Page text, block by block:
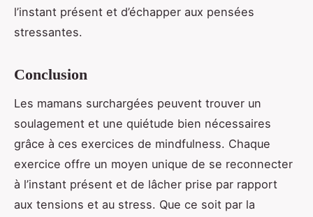
l’instant présent et d’échapper aux pensées
stressantes.
Conclusion
Les mamans surchargées peuvent trouver un
soulagement et une quiétude bien nécessaires
grâce à ces exercices de mindfulness. Chaque
exercice offre un moyen unique de se reconnecter
à l’instant présent et de lâcher prise par rapport
aux tensions et au stress. Que ce soit par la